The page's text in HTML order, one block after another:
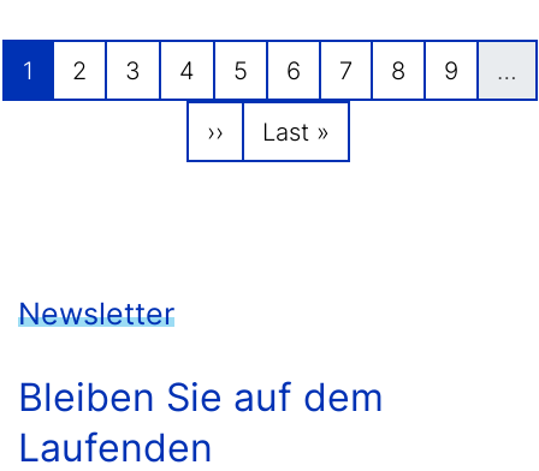
Page
1 Page
2 Page
3 Page
4 Page
5 Page
6 Page
7 Page
8 Page
9 …
Nächste Seite
›› Letzte Seite
Last »
Newsletter
Bleiben Sie auf dem
Laufenden